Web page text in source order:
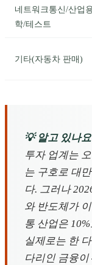
네트워크통신/산업
학/테스트
기타(자동차 판매)
💡 알고 있나요
투자 업계는
는 구호로 대
다. 그러나
와 반도체가
통 산업은
실제로는 한
다리인 금융